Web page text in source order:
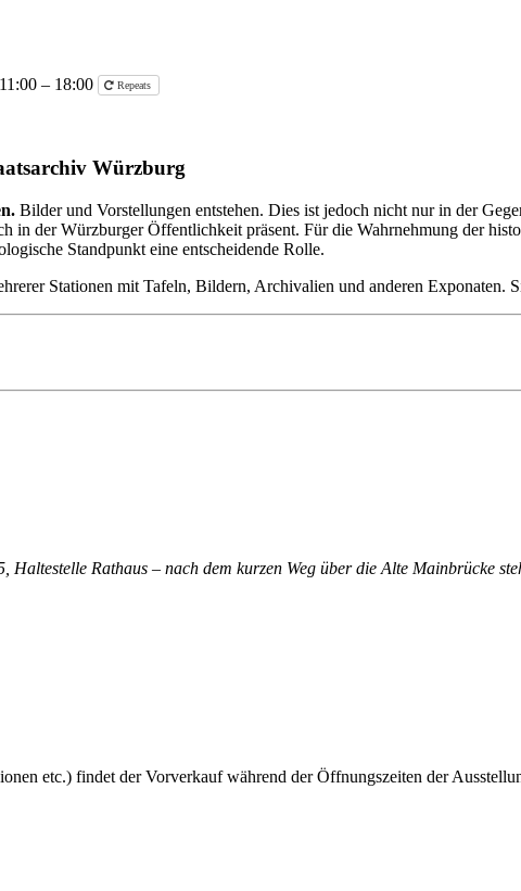
– 18:00 Repeats
Würzburg
Bilder und Vorstellungen entstehen. Dies ist jedoch nicht nur in der
in der Würzburger Öffentlichkeit präsent. Für die Wahrnehmung der
Standpunkt eine entscheidende Rolle.
Stationen mit Tafeln, Bildern, Archivalien und anderen Exponaten.
Rathaus – nach dem kurzen Weg über die Alte Mainbrücke
etc.) findet der Vorverkauf während der Öffnungszeiten der